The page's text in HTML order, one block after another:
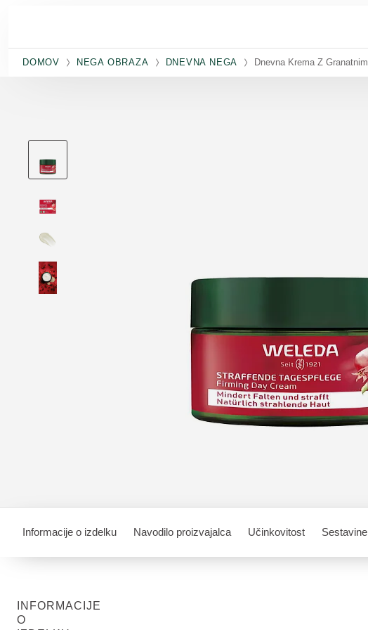
DOMOV NEGA OBRAZA DNEVNA NEGA Dnevna Krema Z
Informacije o izdelku Navodilo proizvajalca Učinkovitost Sestavine
INFORMACIJE
O